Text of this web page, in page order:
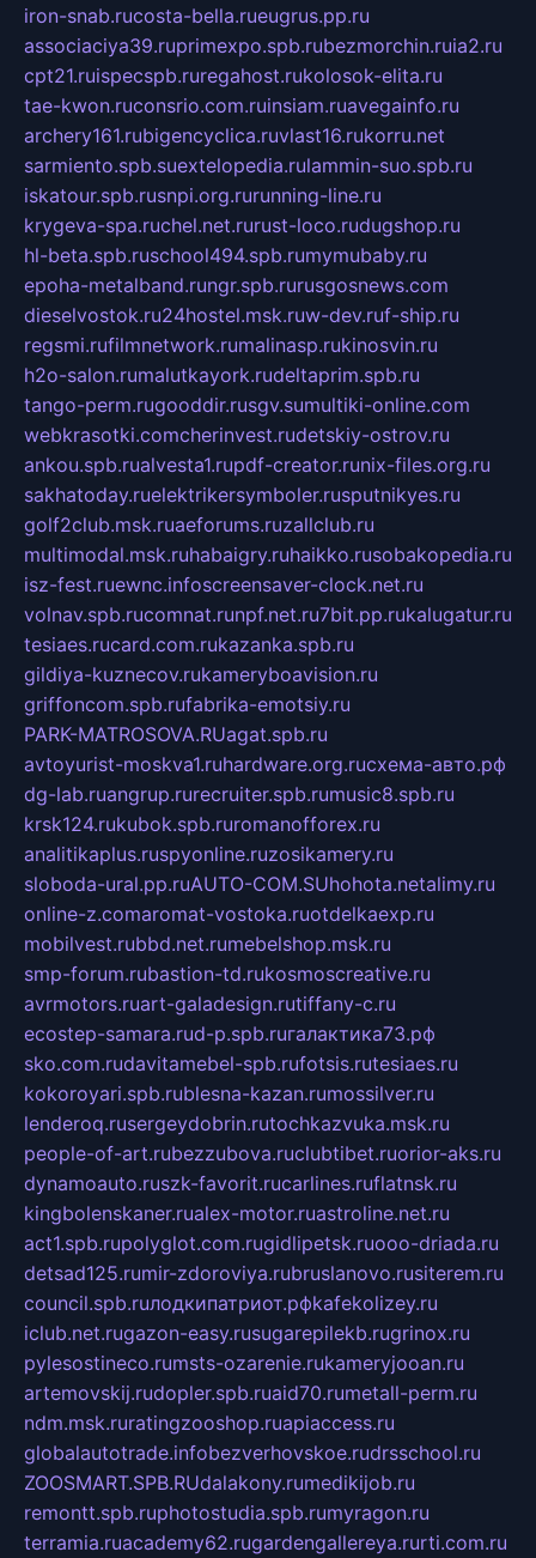
iron-snab.rucosta-bella.rueugrus.pp.ru
associaciya39.ruprimexpo.spb.rubezmorchin.ruia2.ru
cpt21.ruispecspb.ruregahost.rukolosok-elita.ru
tae-kwon.ruconsrio.com.ruinsiam.ruavegainfo.ru
archery161.rubigencyclica.ruvlast16.rukorru.net
sarmiento.spb.suextelopedia.rulammin-suo.spb.ru
iskatour.spb.rusnpi.org.rurunning-line.ru
krygeva-spa.ruchel.net.rurust-loco.rudugshop.ru
hl-beta.spb.ruschool494.spb.rumymubaby.ru
epoha-metalband.rungr.spb.rurusgosnews.com
dieselvostok.ru24hostel.msk.ruw-dev.ruf-ship.ru
regsmi.rufilmnetwork.rumalinasp.rukinosvin.ru
h2o-salon.rumalutkayork.rudeltaprim.spb.ru
tango-perm.rugooddir.rusgv.sumultiki-online.com
webkrasotki.comcherinvest.rudetskiy-ostrov.ru
ankou.spb.rualvesta1.rupdf-creator.runix-files.org.ru
sakhatoday.ruelektrikersymboler.rusputnikyes.ru
golf2club.msk.ruaeforums.ruzallclub.ru
multimodal.msk.ruhabaigry.ruhaikko.rusobakopedia.ru
isz-fest.ruewnc.infoscreensaver-clock.net.ru
volnav.spb.rucomnat.runpf.net.ru7bit.pp.rukalugatur.ru
tesiaes.rucard.com.rukazanka.spb.ru
gildiya-kuznecov.rukameryboavision.ru
griffoncom.spb.rufabrika-emotsiy.ru
PARK-MATROSOVA.RUagat.spb.ru
avtoyurist-moskva1.ruhardware.org.ruсхема-авто.рф
dg-lab.ruangrup.rurecruiter.spb.rumusic8.spb.ru
krsk124.rukubok.spb.ruromanofforex.ru
analitikaplus.ruspyonline.ruzosikamery.ru
sloboda-ural.pp.ruAUTO-COM.SUhohota.netalimy.ru
online-z.comaromat-vostoka.ruotdelkaexp.ru
mobilvest.rubbd.net.rumebelshop.msk.ru
smp-forum.rubastion-td.rukosmoscreative.ru
avrmotors.ruart-galadesign.rutiffany-c.ru
ecostep-samara.rud-p.spb.ruгалактика73.рф
sko.com.rudavitamebel-spb.rufotsis.rutesiaes.ru
kokoroyari.spb.rublesna-kazan.rumossilver.ru
lenderoq.rusergeydobrin.rutochkazvuka.msk.ru
people-of-art.rubezzubova.ruclubtibet.ruorior-aks.ru
dynamoauto.ruszk-favorit.rucarlines.ruflatnsk.ru
kingbolenskaner.rualex-motor.ruastroline.net.ru
act1.spb.rupolyglot.com.rugidlipetsk.ruooo-driada.ru
detsad125.rumir-zdoroviya.rubruslanovo.rusiterem.ru
council.spb.ruлодкипатриот.рфkafekolizey.ru
iclub.net.rugazon-easy.rusugarepilekb.rugrinox.ru
pylesostineco.rumsts-ozarenie.rukameryjooan.ru
artemovskij.rudopler.spb.ruaid70.rumetall-perm.ru
ndm.msk.ruratingzooshop.ruapiaccess.ru
globalautotrade.infobezverhovskoe.rudrsschool.ru
ZOOSMART.SPB.RUdalakony.rumedikijob.ru
remontt.spb.ruphotostudia.spb.rumyragon.ru
terramia.ruacademy62.rugardengallereya.rurti.com.ru